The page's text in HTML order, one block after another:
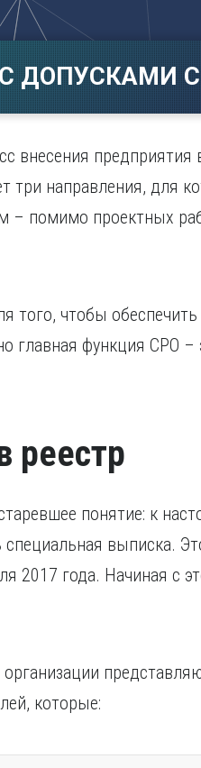
Махачкала
Н ДОПУСКАМИ
внесения
три направления, для
– помимо проектных
того, чтобы
главная функция СРО –
реестр
понятие: к
выписка.
2017 года. Начиная с
которые: